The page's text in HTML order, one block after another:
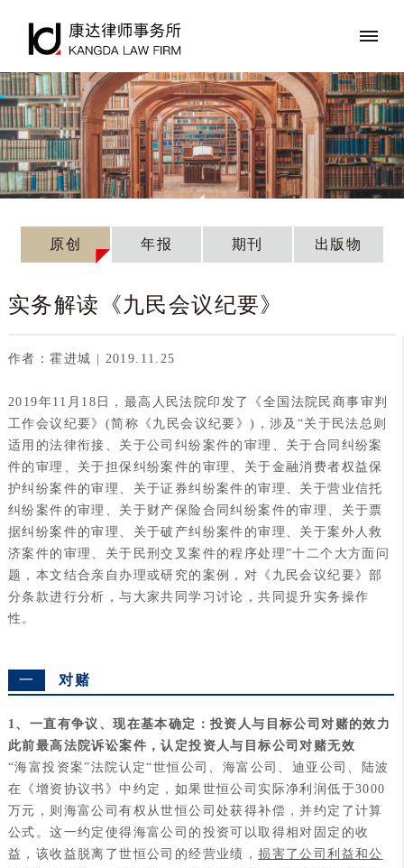
原创 年报 期刊 出版物
实务解读《九民会议纪要》
作者：霍进城 | 2019.11.25
2019年11月18日，最高人民法院印发了《全国法院民商事审判
工作会议纪要》(简称《九民会议纪要》)，涉及“关于民法总则
适用的法律衔接、关于公司纠纷案件的审理、关于合同纠纷案
件的审理、关于担保纠纷案件的审理、关于金融消费者权益保
护纠纷案件的审理、关于证券纠纷案件的审理、关于营业信托
纠纷案件的审理、关于财产保险合同纠纷案件的审理、关于票
据纠纷案件的审理、关于破产纠纷案件的审理、关于案外人救
济案件的审理、关于民刑交叉案件的程序处理”十二个大方面问
题，本文结合亲自办理或研究的案例，对《九民会议纪要》部
分条款进行分析，与大家共同学习讨论，共同提升实务操作
性。
一 对赌
1、一直有争议、现在基本确定：投资人与目标公司对赌的效力
此前最高法院诉讼案件，认定投资人与目标公司对赌无效
“海富投资案”法院认定“世恒公司、海富公司、迪亚公司、陆波
在《增资协议书》中约定，如果世恒公司实际净利润低于3000
万元，则海富公司有权从世恒公司处获得补偿，并约定了计算
公式。这一约定使得海富公司的投资可以取得相对固定的收
益，该收益脱离了世恒公司的经营业绩，损害了公司利益和公